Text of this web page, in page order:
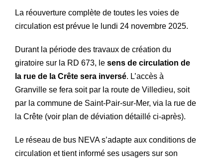
La réouverture complète de toutes les voies de
circulation est prévue le lundi 24 novembre 2025.
Durant la période des travaux de création du
giratoire sur la RD 673, lesens de circulation de
la rue de la Crête sera inversé. L’accès à
Granville se fera soit par la route de Villedieu, soit
par la commune de Saint-Pair-sur-Mer, via la rue de
la Crête (voir plan de déviation détaillé ci-après).
Le réseau de bus NEVA s’adapte aux conditions de
circulation et tient informé ses usagers sur son